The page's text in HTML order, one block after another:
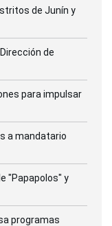
de Junín y
de
para impulsar
a mandatario
"Papapolos" y
programas